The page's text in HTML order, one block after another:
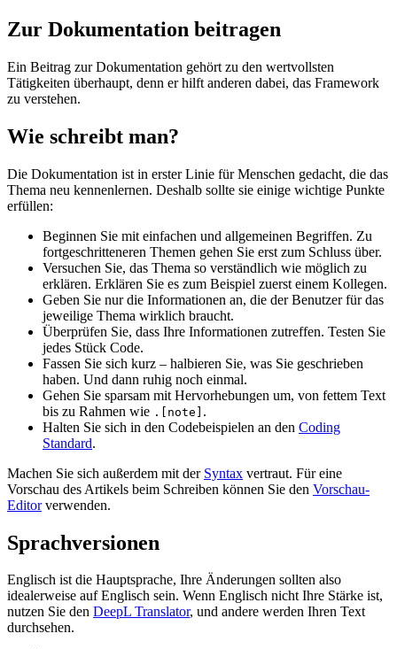
Zur Dokumentation beitragen
Ein Beitrag zur Dokumentation gehört zu den wertvollsten
Tätigkeiten überhaupt, denn er hilft anderen dabei, das Framework
zu verstehen.
Wie schreibt man?
Die Dokumentation ist in erster Linie für Menschen gedacht, die das
Thema neu kennenlernen. Deshalb sollte sie einige wichtige Punkte
erfüllen:
Beginnen Sie mit einfachen und allgemeinen Begriffen. Zu
fortgeschritteneren Themen gehen Sie erst zum Schluss über.
Versuchen Sie, das Thema so verständlich wie möglich zu
erklären. Erklären Sie es zum Beispiel zuerst einem Kollegen.
Geben Sie nur die Informationen an, die der Benutzer für das
jeweilige Thema wirklich braucht.
Überprüfen Sie, dass Ihre Informationen zutreffen. Testen Sie
jedes Stück Code.
Fassen Sie sich kurz – halbieren Sie, was Sie geschrieben
haben. Und dann ruhig noch einmal.
Gehen Sie sparsam mit Hervorhebungen um, von fettem Text
bis zu Rahmen wie .[note] .
Halten Sie sich in den Codebeispielen an den Coding
Standard.
Machen Sie sich außerdem mit der Syntax vertraut. Für eine
Vorschau des Artikels beim Schreiben können Sie den Vorschau-
Editorverwenden.
Sprachversionen
Englisch ist die Hauptsprache, Ihre Änderungen sollten also
idealerweise auf Englisch sein. Wenn Englisch nicht Ihre Stärke ist,
nutzen Sie den DeepL Translator, und andere werden Ihren Text
durchsehen.